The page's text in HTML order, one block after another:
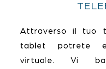
Attraverso il tuo
tablet potrete
virtuale. Vi